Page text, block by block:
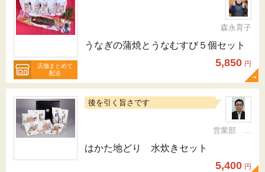
店舗まとめて
配送
森永育子
うなぎの蒲焼とうなむすび５個セット
5,850 円
後を引く旨さです
営業部 次長 梶原 健二郎
はかた地どり 水炊きセット
5,400 円